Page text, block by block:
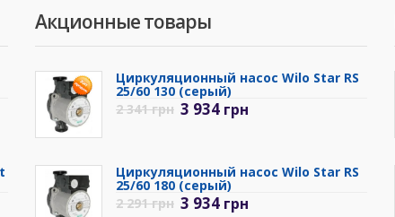
Акционные товары
Циркуляционный насос Wilo Star RS
25/60 130 (серый)
2 341грн 3 934 грн
Циркуляционный насос Wilo Star RS
25/60 180 (серый)
2 291грн 3 934 грн